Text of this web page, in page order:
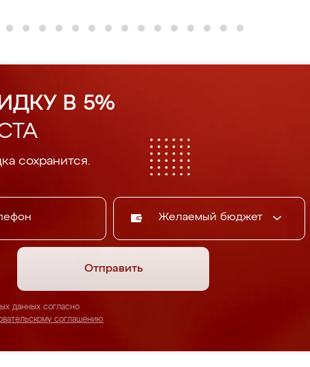
В 5%
сохранится.
Желаемый бюджет
Отправить
данных согласно
соглашению